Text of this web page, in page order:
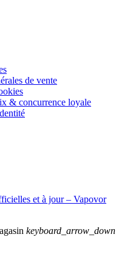
de vente
& concurrence loyale
et à jour – Vapovor
keyboard_arrow_down